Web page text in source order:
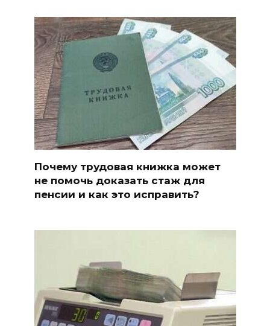
Почему трудовая книжка может
не помочь доказать стаж для
пенсии и как это исправить?